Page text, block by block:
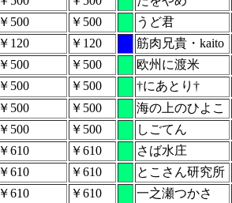
￥500 ￥500 うど君
￥120 ￥120 筋肉兄貴・kaito
￥500 ￥500 欧州に渡米
￥500 ￥500 †にあとり†
￥500 ￥500 海の上のひよこ
￥500 ￥500 しごてん
￥610 ￥610 さば水庄
￥610 ￥610 とこさん研究所
￥610 ￥610 一之瀬つかさ